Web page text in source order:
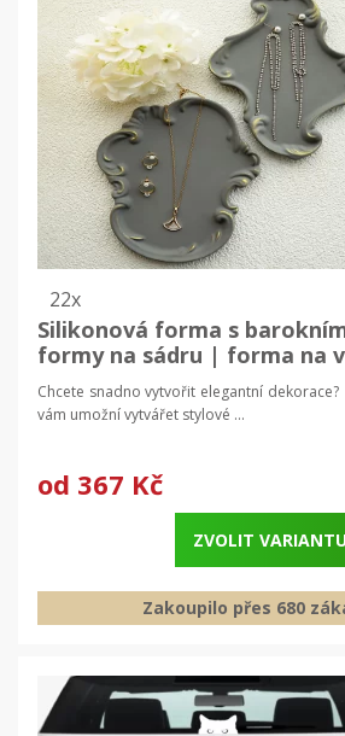
22x
Silikonová forma s
formy na sádru | forma na
dekorací
Chcete snadno vytvořit elegantní
vám umožní vytvářet stylové ...
od 367 Kč
ZVOLIT
Zakoupilo přes 680